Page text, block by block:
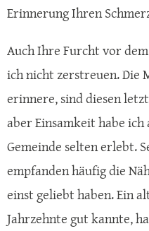
Erinnerung Ihren
Auch Ihre Furcht vor
ich nicht zerstreuen. Die
erinnere, sind diesen
aber Einsamkeit habe
Gemeinde selten erlebt.
empfanden häufig die
einst geliebt haben. Ein
Jahrzehnte gut kannte,